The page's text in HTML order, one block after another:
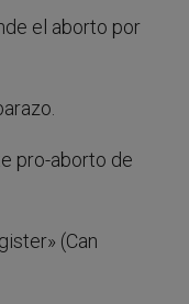
el aborto por
pro-aborto de
(Can